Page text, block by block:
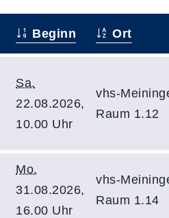
Beginn Ort
Sa.
22.08.2026,
10.00 Uhr
vhs-
Raum 1.12
Mo.
31.08.2026,
16.00 Uhr
vhs-
Raum 1.14